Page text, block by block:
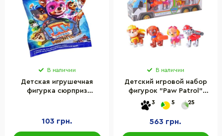
В наличии
Детская игрушечная
фигурка сюрприз
103 грн.
В наличии
Детский игровой набор
фигурок "Paw Patrol"
Bambi 6057-2
3 5 25
563 грн.